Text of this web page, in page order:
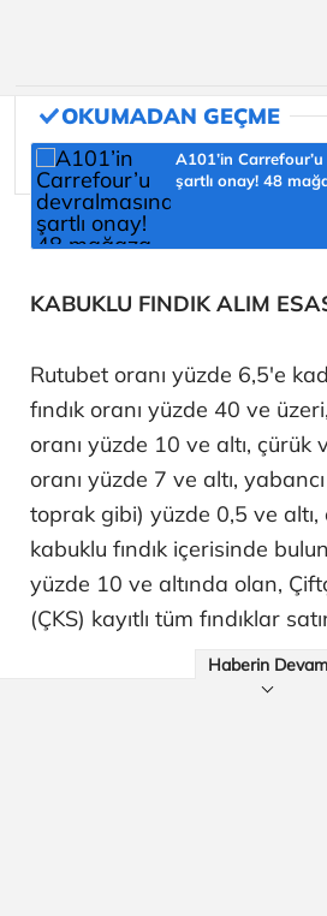
A101’in
şartlı onay! 48
KABUKLU FINDIK ALIM
Rutubet oranı yüzde 6,5'e
fındık oranı yüzde 40 ve
oranı yüzde 10 ve altı, çürük
oranı yüzde 7 ve altı,
toprak gibi) yüzde 0,5 ve altı,
kabuklu fındık içerisinde
yüzde 10 ve altında olan,
(ÇKS) kayıtlı tüm fındıklar
Haberin